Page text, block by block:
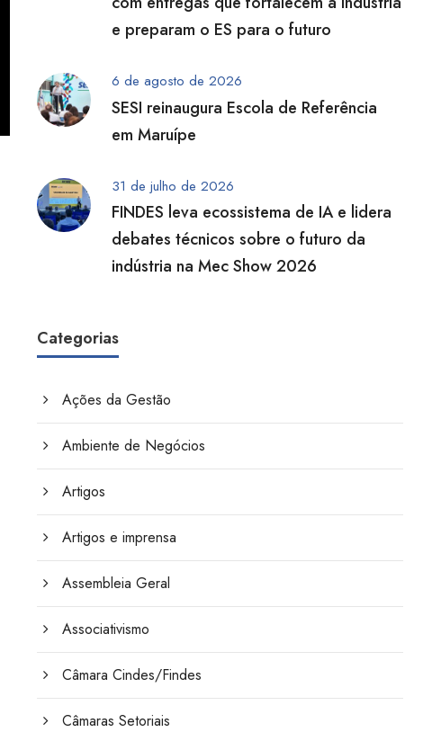
e preparam o ES para o futuro
6 de agosto de 2026
SESI reinaugura Escola de Referência
em Maruípe
31 de julho de 2026
FINDES leva ecossistema de IA e lidera
debates técnicos sobre o futuro da
indústria na Mec Show 2026
Categorias
Ações da Gestão
Ambiente de Negócios
Artigos
Artigos e imprensa
Assembleia Geral
Associativismo
Câmara Cindes/Findes
Câmaras Setoriais